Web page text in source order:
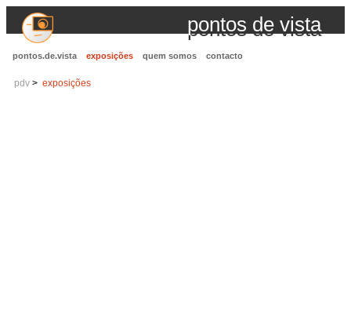
pontos de vista
pontos.de.vista exposições quem somos contacto
pdv exposições